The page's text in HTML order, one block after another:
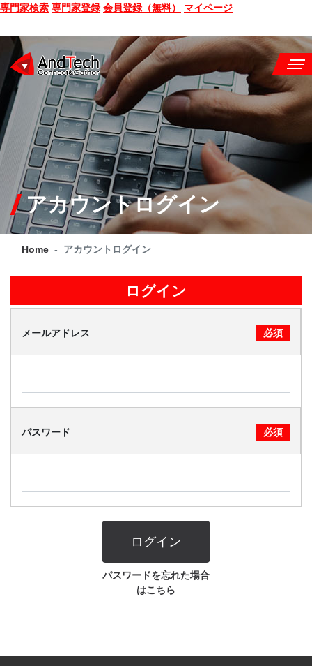
専門家検索 専門家登録 会員登録（無料） マイページ
SEMINAR
BOOK
CONSULTING
SERVICE
COMPANY
Q&A
アカウントログイン
Home アカウントログイン
ログイン
メールアドレス 必須
パスワード 必須
ログイン
パスワードを忘れた場合
はこちら